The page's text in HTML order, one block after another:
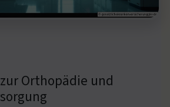
Orthopädie und